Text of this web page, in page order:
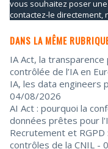
vous souhaitez poser
contactez-le directement,
DANS LA MÊME
IA Act, la
contrôlée de l’IA en
IA, les data engineers
04/08/2026
AI Act : pourquoi la
données prêtes pour
Recrutement et
contrôles de la CNIL -